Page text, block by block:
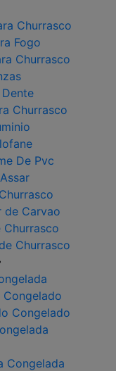
Churrasco
Fogo
Churrasco
Churrasco
De Pvc
de Carvao
Churrasco
Churrasco
Congelado
Congelado
Congelada